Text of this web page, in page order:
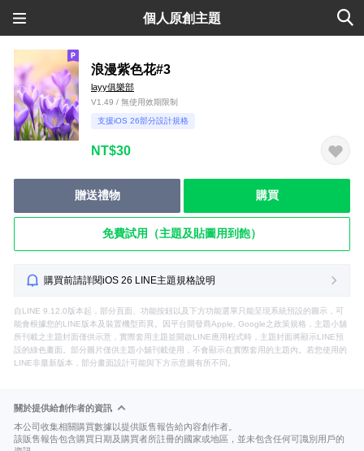
個人原創主題
浪漫紫色花#3
layy俱樂部
V1.49 / 無使用效期限制
支援iOS 26部分設計規格
NT$30
贈送禮物 購買
免費試用（主題及貼圖用到飽）
購買前請詳閱iOS 26 LINE主題規格說明
自LINE 9.12.0版本起，部分頁面、功能按鈕以及下方功能選單只能呈現系統預設的圖示，可
能會根據您的LINE版本及裝置機型而異。因平台開發商Apple, Google之政策規格，主題小舖
所刊載之主題封面僅供示意，實際套用主題並開啟LINE應用程式時，主題封面將顯示LINE預
設的綠色畫面。部分圖片僅供主題小舖刊載使用，不會顯示在實際套用的主題內。若您使用的
LINE非最新版本，部分畫面設計可能與下方示意圖有所不同。
關於提供給創作者的資訊
本公司收集相關購買數據以提供販售報告給內容創作者。
該販售報告包含購買日期及購買者所註冊的國家或地區，並未包含任何可識別用戶的